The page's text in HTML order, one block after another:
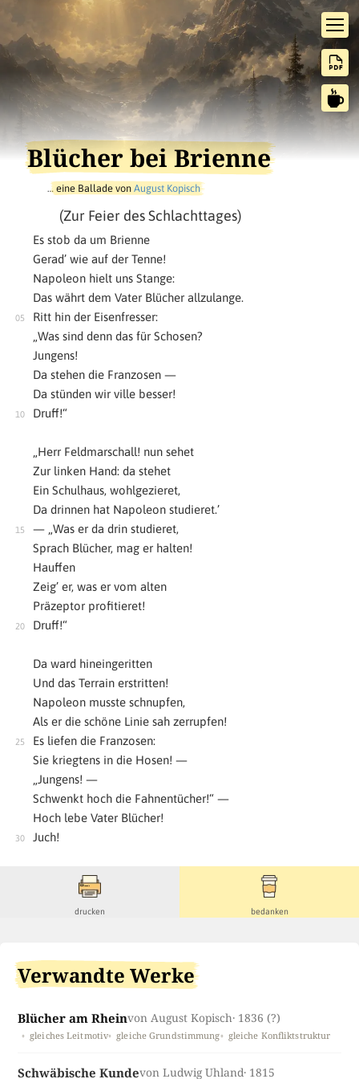
Blücher bei Brienne
… eine Ballade vonAugust Kopisch
(Zur Feier des Schlachttages)
Es stob da um Brienne
Gerad’ wie auf der Tenne!
Napoleon hielt uns Stange:
Das währt dem Vater Blücher allzulange.
Ritt hin der Eisenfresser:
„Was sind denn das für Schosen?
Jungens!
Da stehen die Franzosen —
Da stünden wir ville besser!
Druff!“
„Herr Feldmarschall! nun sehet
Zur linken Hand: da stehet
Ein Schulhaus, wohlgezieret,
Da drinnen hat Napoleon studieret.’
— „Was er da drin studieret,
Sprach Blücher, mag er halten!
Hauffen
Zeig’ er, was er vom alten
Präzeptor profitieret!
Druff!“
Da ward hineingeritten
Und das Terrain erstritten!
Napoleon musste schnupfen,
Als er die schöne Linie sah zerrupfen!
Es liefen die Franzosen:
Sie kriegtens in die Hosen! —
„Jungens! —
Schwenkt hoch die Fahnentücher!“ —
Hoch lebe Vater Blücher!
Juch!
drucken bedanken
Verwandte Werke
Blücher am Rheinvon August Kopisch· 1836 (?)
gleiches Leitmotiv gleiche Grundstimmung gleiche Konfliktstruktur
Schwäbische Kundevon Ludwig Uhland· 1815